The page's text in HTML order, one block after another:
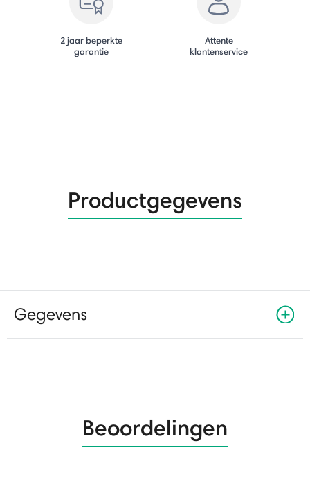
2 jaar beperkte
garantie
Attente
klantenservice
Productgegevens
Gegevens
Beoordelingen